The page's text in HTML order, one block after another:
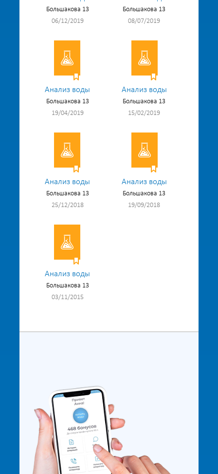
Большакова 13
06/12/2019
Большакова 13
08/07/2019
Анализ воды
Большакова 13
19/04/2019
Анализ воды
Большакова 13
15/02/2019
Анализ воды
Большакова 13
25/12/2018
Анализ воды
Большакова 13
19/09/2018
Анализ воды
Большакова 13
03/11/2015